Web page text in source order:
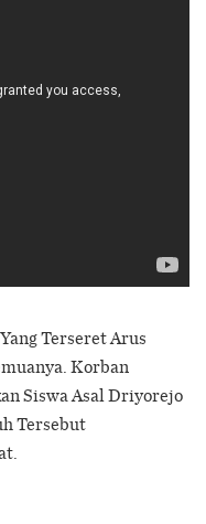
Terseret Arus
Korban
Siswa Asal Driyorejo
Tersebut